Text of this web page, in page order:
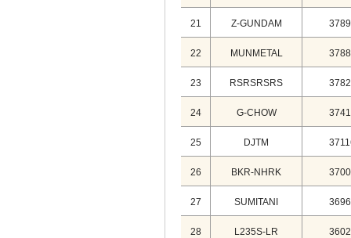
21 Z-GUNDAM
22 MUNMETAL
23 RSRSRSRS
24 G-CHOW
25 DJTM
26 BKR-NHRK
27 SUMITANI
28 L235S-LR